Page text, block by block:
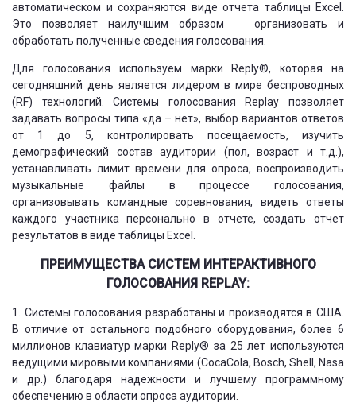
автоматическом и сохраняются виде отчета таблицы Excel.
Это позволяет наилучшим образом организовать и
обработать полученные сведения голосования.
Для голосования используем марки Reply®, которая на
сегодняшний день является лидером в мире беспроводных
(RF) технологий. Системы голосования Replay позволяет
задавать вопросы типа «да – нет», выбор вариантов ответов
от 1 до 5, контролировать посещаемость, изучить
демографический состав аудитории (пол, возраст и т.д.),
устанавливать лимит времени для опроса, воспроизводить
музыкальные файлы в процессе голосования,
организовывать командные соревнования, видеть ответы
каждого участника персонально в отчете, создать отчет
результатов в виде таблицы Еxcel.
ПРЕИМУЩЕСТВА СИСТЕМ ИНТЕРАКТИВНОГО
ГОЛОСОВАНИЯ REPLAY:
1. Системы голосования разработаны и производятся в США.
В отличие от остального подобного оборудования, более 6
миллионов клавиатур марки Reply® за 25 лет используются
ведущими мировыми компаниями (CocaCola, Bosch, Shell, Nasa
и др.) благодаря надежности и лучшему программному
обеспечению в области опроса аудитории.